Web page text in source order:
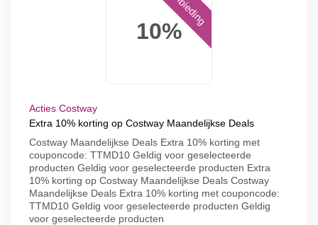
10%
Acties Costway
Extra 10% korting op Costway Maandelijkse Deals
Costway Maandelijkse Deals Extra 10% korting met
couponcode: TTMD10 Geldig voor geselecteerde
producten Geldig voor geselecteerde producten Extra
10% korting op Costway Maandelijkse Deals Costway
Maandelijkse Deals Extra 10% korting met couponcode:
TTMD10 Geldig voor geselecteerde producten Geldig
voor geselecteerde producten